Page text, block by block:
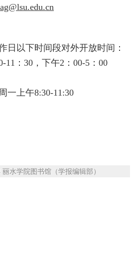
日以下时间段对外开放时间：
11 ：30 ，下午2：00-5：00
一上午8:30-11:30
水学院图书馆（学报编辑部）